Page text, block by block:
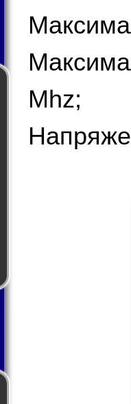
Mhz;